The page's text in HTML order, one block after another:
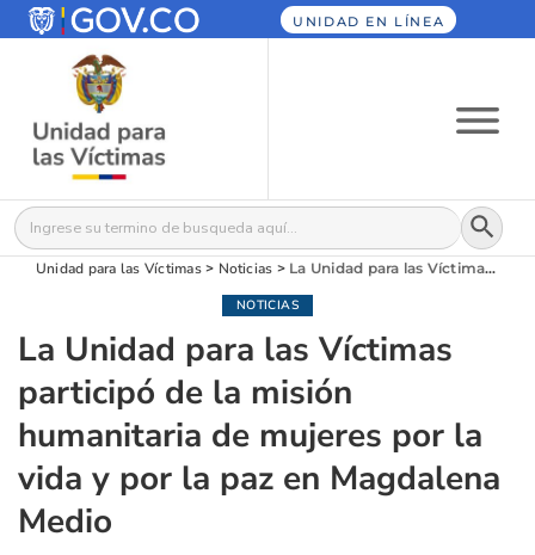
UNIDAD EN LÍNEA
Buscar: Botón
Unidad para las Víctimas> Noticias > La Unidad para las Víctimas participó de la misión humanitaria de mujeres por la vida y por la paz en Magdalena Medio
NOTICIAS
La Unidad para las Víctimas
participó de la misión
humanitaria de mujeres por la
vida y por la paz en Magdalena
Medio